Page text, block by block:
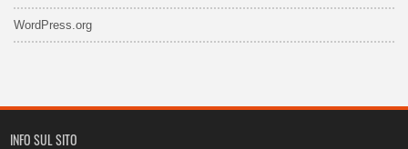
WordPress.org
INFO SUL SITO